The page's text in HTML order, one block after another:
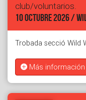
club/voluntarios.
10 OCTUBRE 2026 /
Trobada secció Wild
Más información